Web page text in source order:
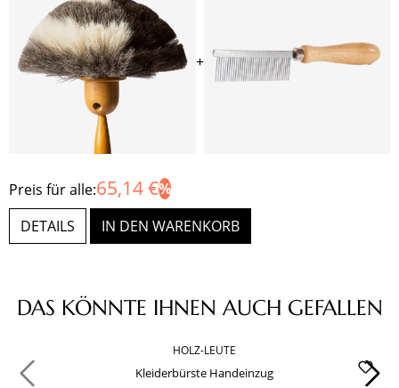
+
Preis für alle:65,14 €
DETAILS IN DEN WARENKORB
Produktgalerie überspringen
DAS KÖNNTE IHNEN AUCH GEFALLEN
HOLZ-LEUTE
Kleiderbürste Handeinzug